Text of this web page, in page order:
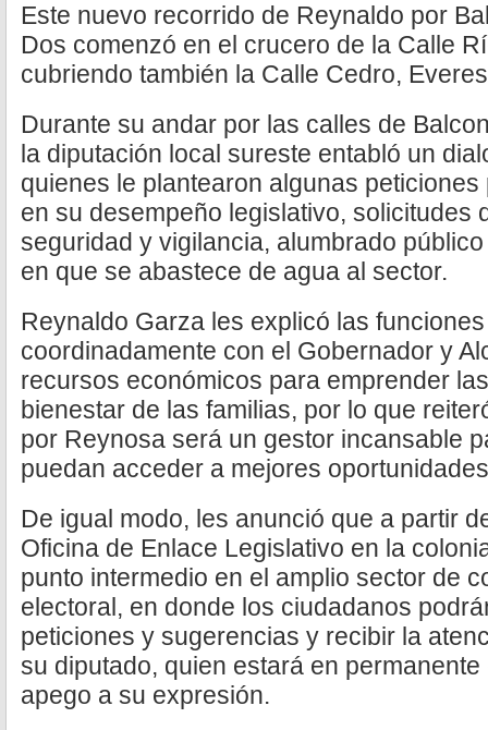
Este nuevo recorrido de Reynaldo por
Dos comenzó en el crucero de la Calle
cubriendo también la Calle Cedro,
Durante su andar por las calles de
la diputación local sureste entabló un
quienes le plantearon algunas
en su desempeño legislativo, solicitudes
seguridad y vigilancia, alumbrado
en que se abastece de agua al sector.
Reynaldo Garza les explicó las
coordinadamente con el Gobernador y
recursos económicos para emprender
bienestar de las familias, por lo que
por Reynosa será un gestor incansable
puedan acceder a mejores
De igual modo, les anunció que a partir
Oficina de Enlace Legislativo en la
punto intermedio en el amplio sector de
electoral, en donde los ciudadanos
peticiones y sugerencias y recibir la
su diputado, quien estará en
apego a su expresión.